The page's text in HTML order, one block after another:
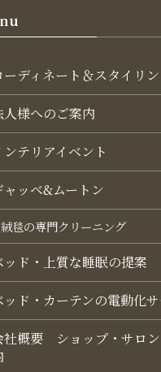
ーディネート＆スタイリ
人様へのご案内
ンテリアイベント
ャッベ&ムートン
絨毯の専門クリーニング
ッド・上質な睡眠の提案
ッド・カーテンの電動化
社概要 ショップ・サロ